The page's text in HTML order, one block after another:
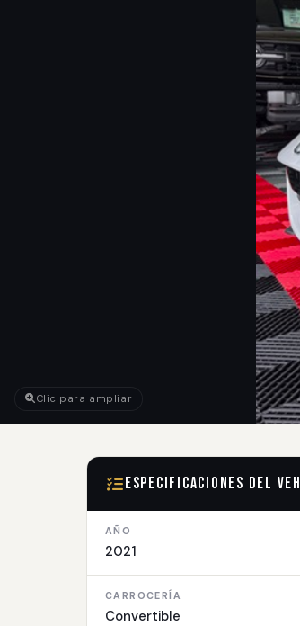
Clic para ampliar
Especificaciones del
AÑO
2021
CARROCERÍA
Convertible